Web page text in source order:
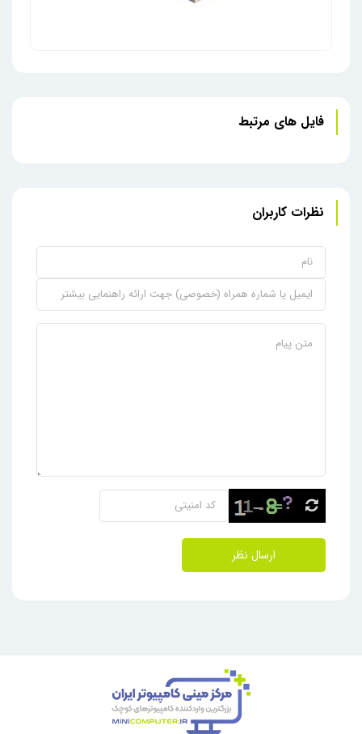
فایل های مرتبط
نظرات کاربران
ارسال نظر